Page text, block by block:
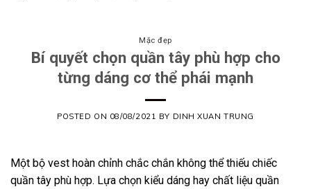
Mặc đẹp
Bí quyết chọn quần tây phù hợp cho
từng dáng cơ thể phái mạnh
POSTED ON 08/08/2021 BY DINH XUAN TRUNG
Một bộ vest hoàn chỉnh chắc chắn không thể thiếu chiếc
quần tây phù hợp. Lựa chọn kiểu dáng hay chất liệu quần